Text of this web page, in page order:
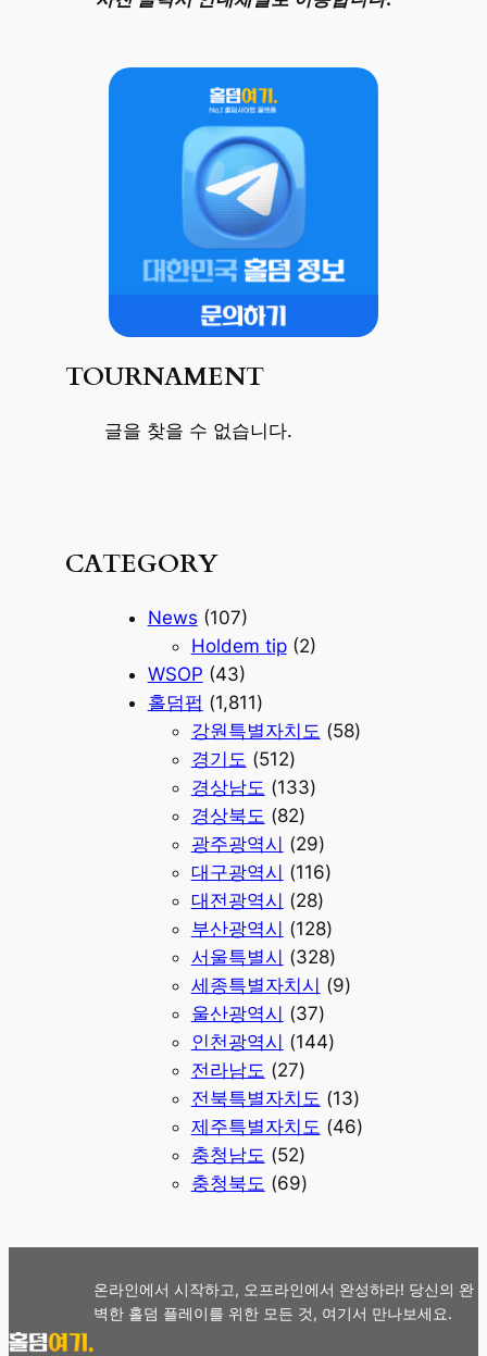
TOURNAMENT
글을 찾을 수 없습니다.
CATEGORY
News (107)
Holdem tip(2)
WSOP (43)
홀덤펍 (1,811)
강원특별자치도 (58)
경기도 (512)
경상남도 (133)
경상북도 (82)
광주광역시 (29)
대구광역시 (116)
대전광역시 (28)
부산광역시 (128)
서울특별시 (328)
세종특별자치시 (9)
울산광역시 (37)
인천광역시 (144)
전라남도 (27)
전북특별자치도 (13)
제주특별자치도 (46)
충청남도 (52)
충청북도 (69)
온라인에서 시작하고, 오프라인에서 완성하라! 당신의 완
벽한 홀덤 플레이를 위한 모든 것, 여기서 만나보세요.